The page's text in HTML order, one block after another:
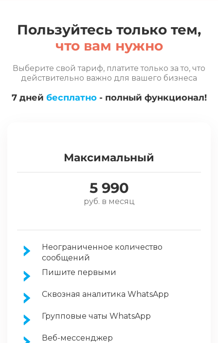
Пользуйтесь только тем,
что вам нужно
Выберите свой тариф, платите только за то, что
действительно важно для вашего бизнеса
7 дней бесплатно - полный функционал!
Максимальный
5 990
руб. в месяц
Неограниченное количество
сообщений
Пишите первыми
Сквозная аналитика WhatsApp
Групповые чаты WhatsApp
Веб-мессенджер